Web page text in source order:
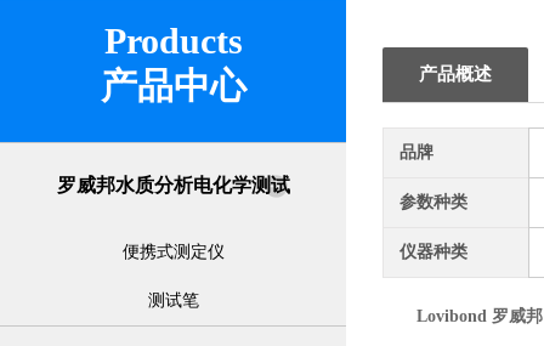
Products
产品中心
罗威邦水质分析电化学测试
便携式测定仪
测试笔
产品概述
品牌
参数种类
仪器种类
Lovibond 罗威